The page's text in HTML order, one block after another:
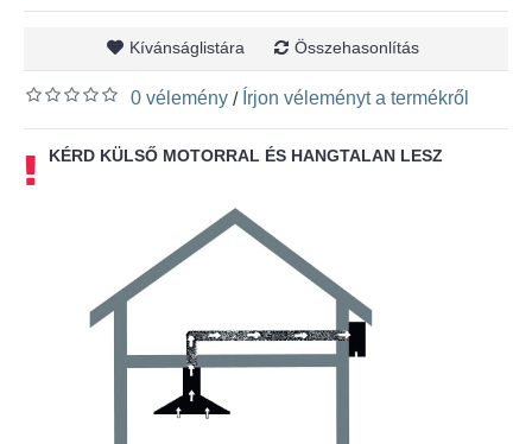
Kívánságlistára Összehasonlítás
0 vélemény / Írjon véleményt a termékről
KÉRD KÜLSŐ MOTORRAL ÉS HANGTALAN LESZ